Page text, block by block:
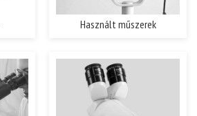
Használt műszerek